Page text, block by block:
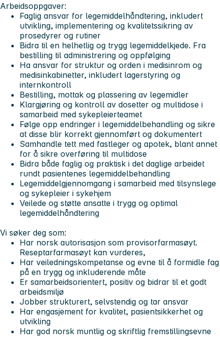
Arbeidsoppgaver:
Faglig ansvar for legemiddelhåndtering, inkludert
utvikling, implementering og kvalitetssikring av
prosedyrer og rutiner
Bidra til en helhetlig og trygg legemiddelkjede. Fra
bestilling til administrering og oppfølging
Ha ansvar for struktur og orden i medisinrom og
medisinkabinetter, inkludert lagerstyring og
internkontroll
Bestilling, mottak og plassering av legemidler
Klargjøring og kontroll av dosetter og multidose i
samarbeid med sykepleierteamet
Følge opp endringer i legemiddelbehandling og sikre
at disse blir korrekt gjennomført og dokumentert
Samhandle tett med fastleger og apotek, blant annet
for å sikre overføring til multidose
Bidra både faglig og praktisk i det daglige arbeidet
rundt pasientenes legemiddelbehandling
Legemiddelgjennomgang i samarbeid med tilsynslege
og sykepleier i sykehjem
Veilede og støtte ansatte i trygg og optimal
legemiddelhåndtering
Vi søker deg som:
Har norsk autorisasjon som provisorfarmasøyt.
Reseptarfarmasøyt kan vurderes,
Har veiledningskompetanse og evne til å formidle fag
på en trygg og inkluderende måte
Er samarbeidsorientert, positiv og bidrar til et godt
arbeidsmiljø
Jobber strukturert, selvstendig og tar ansvar
Har engasjement for kvalitet, pasientsikkerhet og
utvikling
Har god norsk muntlig og skriftlig fremstillingsevne